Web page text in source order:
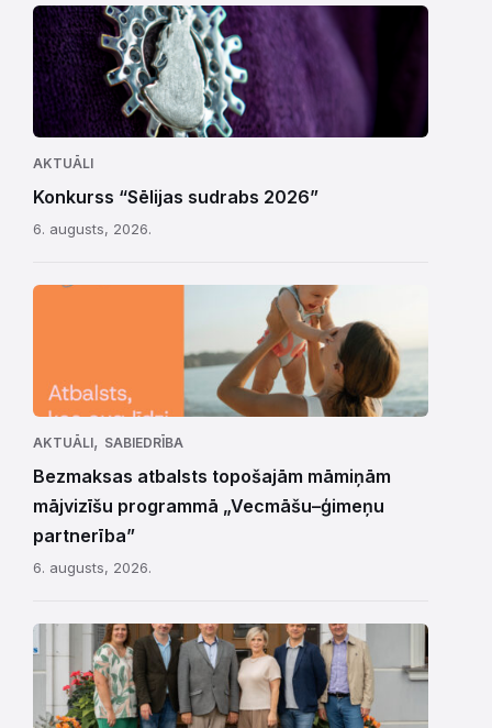
AKTUĀLI
Konkurss “Sēlijas sudrabs 2026”
6. augusts, 2026.
AKTUĀLI, SABIEDRĪBA
Bezmaksas atbalsts topošajām māmiņām
mājvizīšu programmā „Vecmāšu–ģimeņu
partnerība”
6. augusts, 2026.